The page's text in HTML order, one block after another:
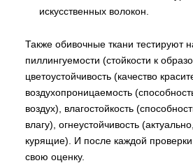
искусственных волокон.
Также обивочные ткани тестируют
пиллингуемости (стойкости к
цветоустойчивость (качество
воздухопроницаемость
воздух), влагостойкость
влагу), огнеустойчивость
курящие). И после каждой проверки
свою оценку.